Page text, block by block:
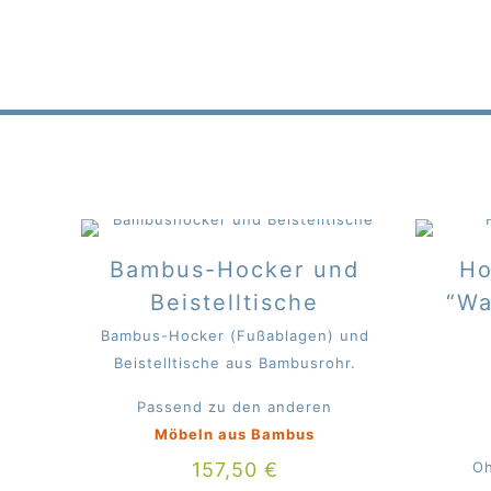
Bambus-Hocker und
Beistelltische
Bambus-Hocker (Fußablagen) und
Beistelltische aus Bambusrohr.
Passend zu den anderen
Möbeln aus Bambus
157,50 €